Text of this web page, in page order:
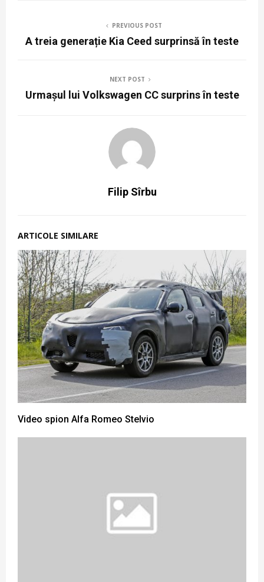
PREVIOUS POST
A treia generație Kia Ceed surprinsă în teste
NEXT POST
Urmașul lui Volkswagen CC surprins în teste
Filip Sîrbu
ARTICOLE SIMILARE
Video spion Alfa Romeo Stelvio